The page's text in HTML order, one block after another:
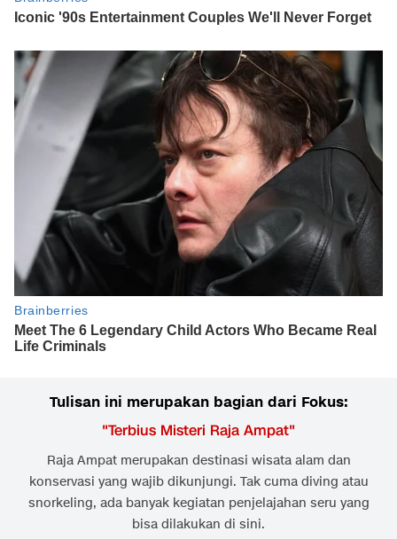
Tulisan ini merupakan bagian dari Fokus:
"Terbius Misteri Raja Ampat"
Raja Ampat merupakan destinasi wisata alam dan
konservasi yang wajib dikunjungi. Tak cuma diving atau
snorkeling, ada banyak kegiatan penjelajahan seru yang
bisa dilakukan di sini.